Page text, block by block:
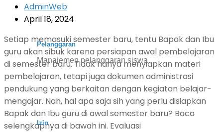
Pelanggaran
Manajemen pelanggaran siswa
Izin
AdminWeb
April 18, 2024
Setiap memasuki semester baru, tentu Bapak dan Ibu
guru akan sibuk karena persiapan awal pembelajaran
di semester baru. Tidak hanya menyiapkan materi
pembelajaran, tetapi juga dokumen administrasi
pendukung yang berkaitan dengan kegiatan belajar-
mengajar. Nah, hal apa saja sih yang perlu disiapkan
Bapak dan Ibu guru di awal semester baru? Baca
selengkapnya di bawah ini. Evaluasi